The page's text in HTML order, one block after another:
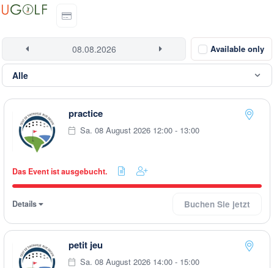
Available only
practice
Sa. 08 August 2026 12:00 - 13:00
Das Event ist ausgebucht.
Details Buchen Sie jetzt
petit jeu
Sa. 08 August 2026 14:00 - 15:00